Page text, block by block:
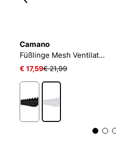
Camano
Füßlinge Mesh Ventilation
€ 17,59€ 21,99